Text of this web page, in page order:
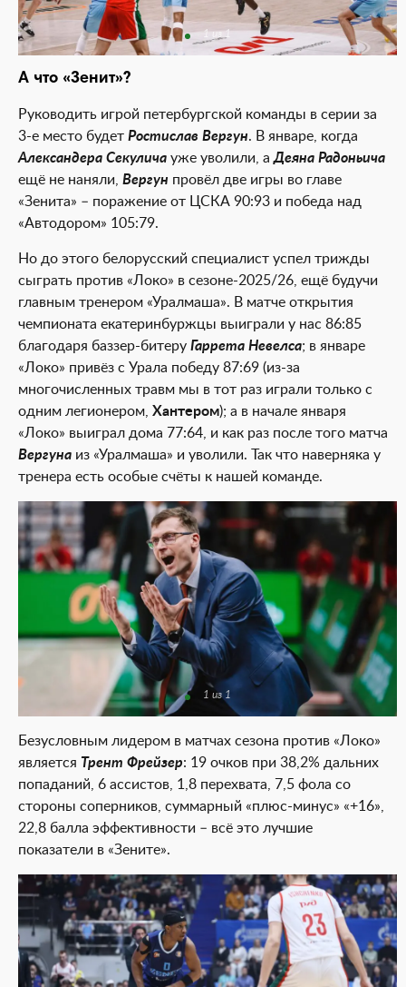
1 из 1
А что «Зенит»?
Руководить игрой петербургской команды в серии за
3-е место будет Ростислав Вергун. В январе, когда
Александера Секулича уже уволили, аДеяна Радоньича
ещё не наняли, Вергун провёл две игры во главе
«Зенита» – поражение от ЦСКА 90:93 и победа над
«Автодором» 105:79.
Но до этого белорусский специалист успел трижды
сыграть против «Локо» в сезоне-2025/26, ещё будучи
главным тренером «Уралмаша». В матче открытия
чемпионата екатеринбуржцы выиграли у нас 86:85
благодаря баззер-битеру Гаррета Невелса; в январе
«Локо» привёз с Урала победу 87:69 (из-за
многочисленных травм мы в тот раз играли только с
одним легионером, Хантером); а в начале января
«Локо» выиграл дома 77:64, и как раз после того матча
Вергуна из «Уралмаша» и уволили. Так что наверняка у
тренера есть особые счёты к нашей команде.
1 из 1
Безусловным лидером в матчах сезона против «Локо»
является Трент Фрейзер: 19 очков при 38,2% дальних
попаданий, 6 ассистов, 1,8 перехвата, 7,5 фола со
стороны соперников, суммарный «плюс-минус» «+16»,
22,8 балла эффективности – всё это лучшие
показатели в «Зените».